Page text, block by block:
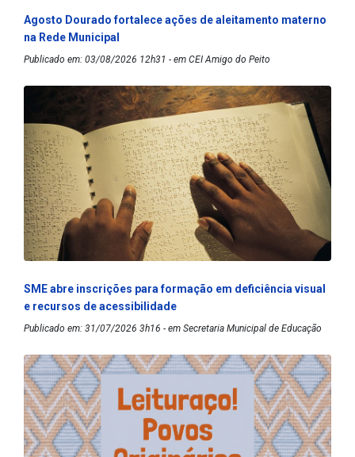
Agosto Dourado fortalece ações de aleitamento materno
na Rede Municipal
Publicado em: 03/08/2026 12h31 - em CEI Amigo do Peito
SME abre inscrições para formação em deficiência visual
e recursos de acessibilidade
Publicado em: 31/07/2026 3h16 - em Secretaria Municipal de Educação